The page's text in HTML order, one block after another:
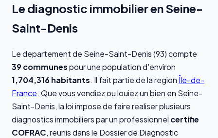
Le diagnostic immobilier en Seine-
Saint-Denis
Le departement de Seine-Saint-Denis (93) compte
39 communespour une population d'environ
1,704,316 habitants. Il fait partie de la regionÎle-de-
France. Que vous vendiez ou louiez un bien en Seine-
Saint-Denis, la loi impose de faire realiser plusieurs
diagnostics immobiliers par un professionnel certifie
COFRAC, reunis dans le Dossier de Diagnostic